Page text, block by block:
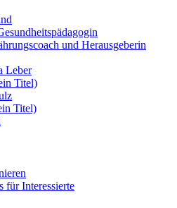
und Herausgeberin
Leber
Titel)
Titel)
für Interessierte